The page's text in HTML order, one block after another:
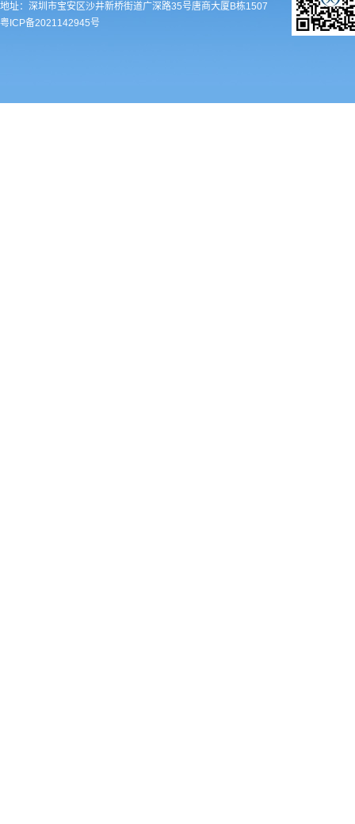
地址：深圳市宝安区沙井新桥街道广深路35号唐商大厦B栋1507
粤ICP备2021142945号